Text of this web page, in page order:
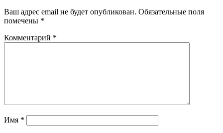
Ваш адрес email не будет опубликован. Обязательные поля
помечены *
Комментарий *
Имя *